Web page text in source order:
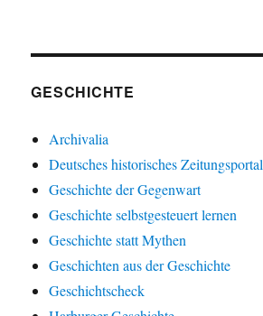
GESCHICHTE
Archivalia
Deutsches historisches Zeitungsportal
Geschichte der Gegenwart
Geschichte selbstgesteuert lernen
Geschichte statt Mythen
Geschichten aus der Geschichte
Geschichtscheck